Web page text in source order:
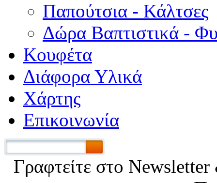
Παπούτσια - Κάλτσες
Δώρα Βαπτιστικά -
Κουφέτα
Διάφορα Υλικά
Χάρτης
Επικοινωνία
Γραφτείτε στο Νewsletter